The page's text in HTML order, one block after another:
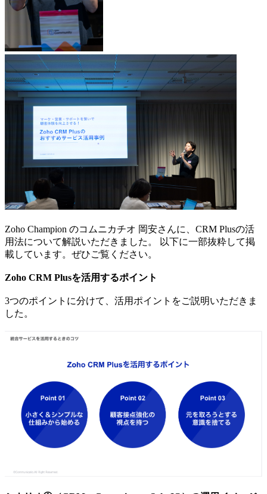
Zoho Champion のコムニカチオ 岡安さんに、CRM Plusの活
用法について解説いただきました。 以下に一部抜粋して掲
載しています。ぜひご覧ください。
Zoho CRM Plusを活用するポイント
3つのポイントに分けて、活用ポイントをご説明いただきま
した。